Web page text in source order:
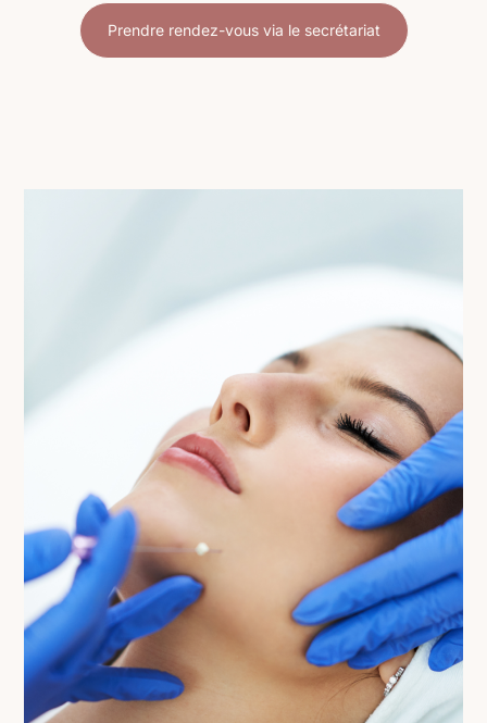
Prendre rendez-vous via le secrétariat